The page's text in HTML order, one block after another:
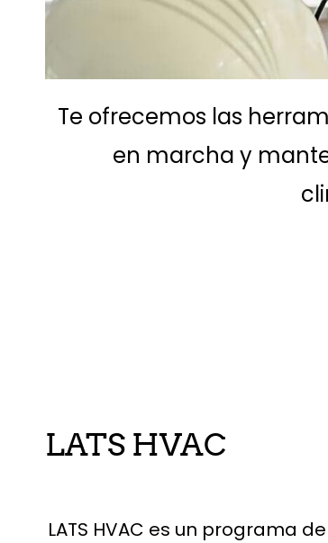
Te ofrecemos las
en marcha y
LATS HVAC
LATS HVAC es un programa